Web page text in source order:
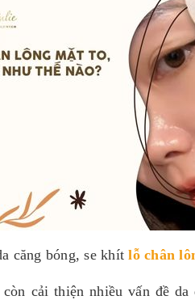
căng bóng, se khítlỗ chân
cải thiện nhiều vấn đề da